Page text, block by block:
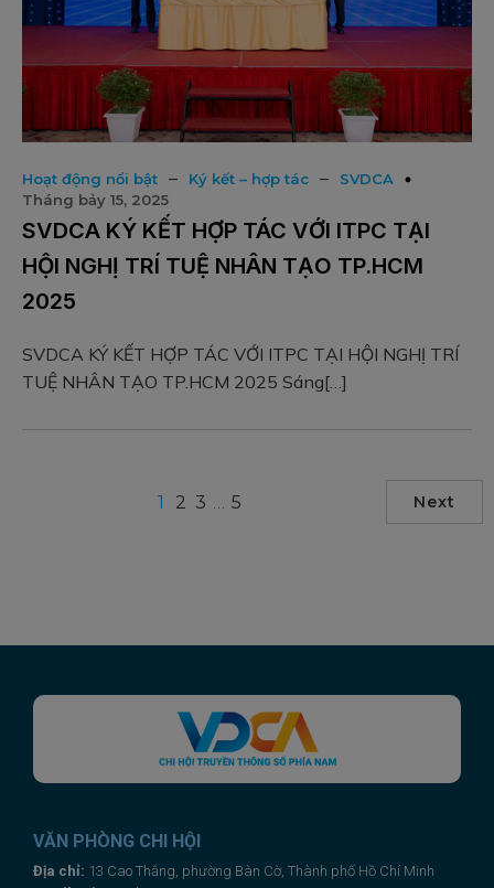
Hoạt động nổi bật – Ký kết – hợp tác –
SVDCA
Tháng bảy 15, 2025
SVDCA KÝ KẾT HỢP TÁC VỚI ITPC TẠI
HỘI NGHỊ TRÍ TUỆ NHÂN TẠO TP.HCM
2025
SVDCA KÝ KẾT HỢP TÁC VỚI ITPC TẠI HỘI NGHỊ TRÍ
TUỆ NHÂN TẠO TP.HCM 2025 Sáng[…]
1 2 3 5 Next
VĂN PHÒNG CHI HỘI
Địa chỉ: 13 Cao Thắng, phường Bàn Cờ, Thành phố Hồ Chí Minh